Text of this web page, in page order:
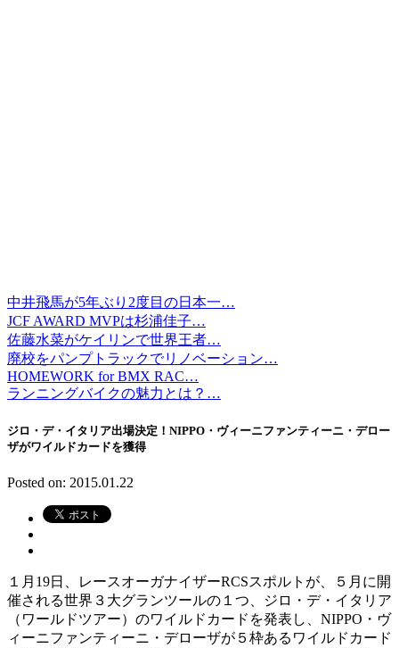
中井飛馬が5年ぶり2度目の日本一…
JCF AWARD MVPは杉浦佳子…
佐藤水菜がケイリンで世界王者…
廃校をパンプトラックでリノベーション…
HOMEWORK for BMX RAC…
ランニングバイクの魅力とは？…
ジロ・デ・イタリア出場決定！NIPPO・ヴィーニファンティーニ・デロー
ザがワイルドカードを獲得
Posted on: 2015.01.22
１月19日、レースオーガナイザーRCSスポルトが、５月に開
催される世界３大グランツールの１つ、ジロ・デ・イタリア
（ワールドツアー）のワイルドカードを発表し、NIPPO・ヴ
ィーニファンティーニ・デローザが５枠あるワイルドカード